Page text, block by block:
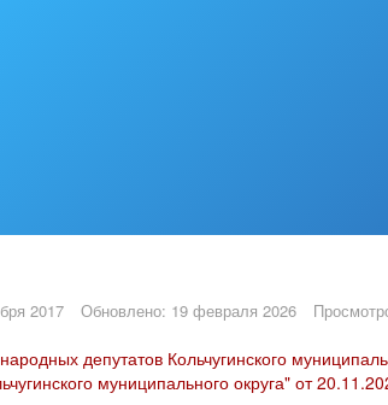
2017 Обновлено: 19 февраля 2026
депутатов Кольчугинского
муниципального округа" от